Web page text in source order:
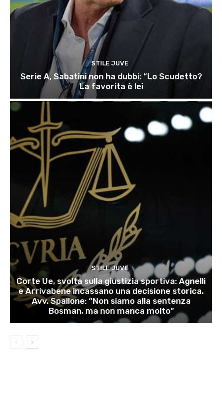
STILE JUVE
Serie A, Sabatini non ha dubbi: “Lo Scudetto?
La favorita è lei
STILE JUVE
Corte Ue, svolta sulla giustizia sportiva: Agnelli
e Arrivabene incassano una decisione storica.
Avv. Spallone: “Non siamo alla sentenza
Bosman, ma non manca molto”